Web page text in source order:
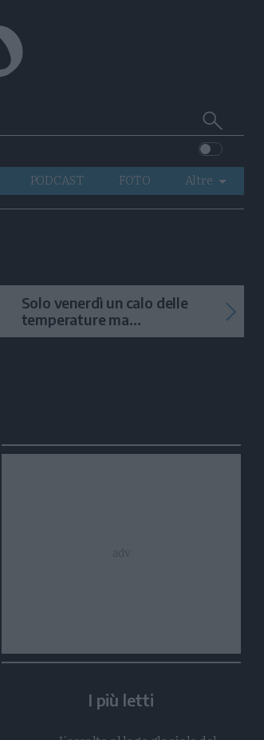
Cerca
su
Trentino
PODCAST FOTO
Altre
VIDEO
Solo venerdì un calo delle
temperature ma
aumenteranno i temporali
I più letti